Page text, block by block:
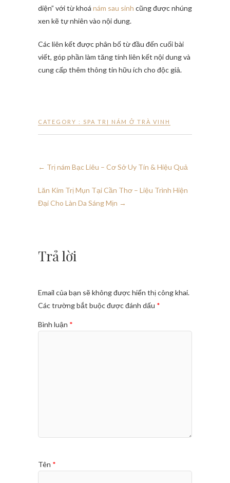
diện” với từ khoá nám sau sinh cũng được nhúng
xen kẽ tự nhiên vào nội dung.
Các liên kết được phân bố từ đầu đến cuối bài
viết, góp phần làm tăng tính liên kết nội dung và
cung cấp thêm thông tin hữu ích cho độc giả.
CATEGORY : SPA TRỊ NÁM Ở TRÀ VINH
← Trị nám Bạc Liêu – Cơ Sở Uy Tín & Hiệu Quả
Lăn Kim Trị Mụn Tại Cần Thơ – Liệu Trình Hiện
Đại Cho Làn Da Sáng Mịn →
Trả lời
Email của bạn sẽ không được hiển thị công khai.
Các trường bắt buộc được đánh dấu *
Bình luận *
Tên *